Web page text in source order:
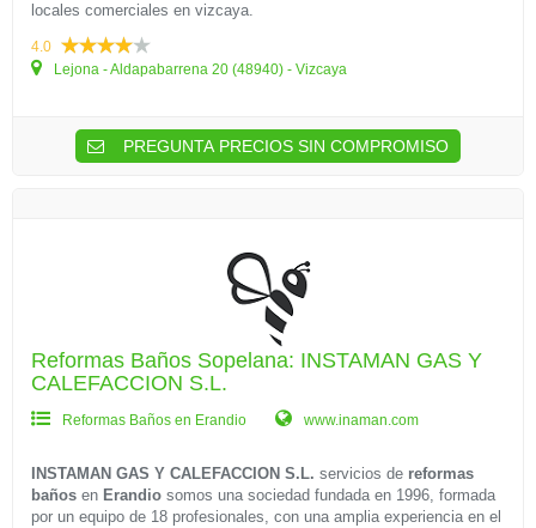
locales comerciales en vizcaya.
4.0
Lejona - Aldapabarrena 20 (48940) - Vizcaya
PREGUNTA PRECIOS SIN COMPROMISO
Reformas Baños Sopelana: INSTAMAN GAS Y
CALEFACCION S.L.
Reformas Baños en Erandio www.inaman.com
INSTAMAN GAS Y CALEFACCION S.L. servicios de reformas
baños en Erandio somos una sociedad fundada en 1996, formada
por un equipo de 18 profesionales, con una amplia experiencia en el